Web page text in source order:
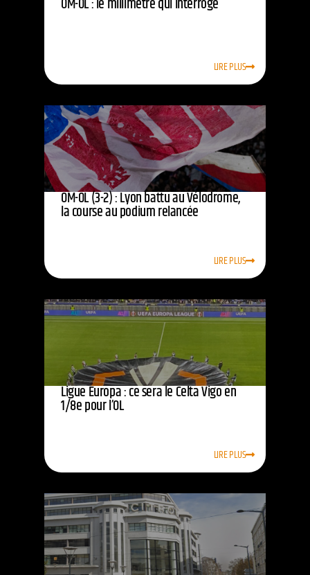
OM-OL : le millimètre qui interroge
LIRE PLUS
OM-OL (3-2) : Lyon battu au Vélodrome,
la course au podium relancée
LIRE PLUS
Ligue Europa : ce sera le Celta Vigo en
1/8e pour l’OL
LIRE PLUS